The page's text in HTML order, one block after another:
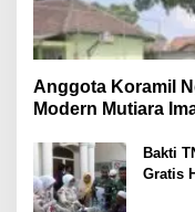
Anggota Koramil
Modern Mutiara
Bakti
Gratis